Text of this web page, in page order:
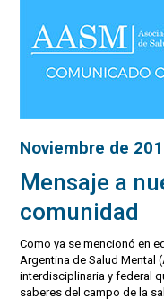
Noviembre de
Mensaje a
comunidad
Como ya se mencionó en
Argentina de Salud Mental
interdisciplinaria y federal
saberes del campo de la